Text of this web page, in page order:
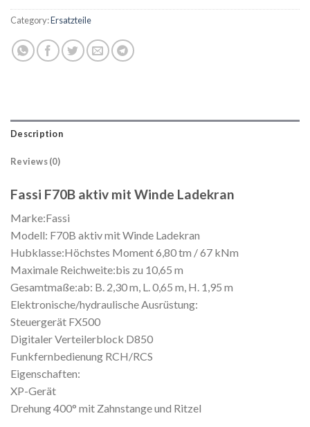
Category:Ersatzteile
Description
Reviews (0)
Fassi F70B aktiv mit Winde Ladekran
Marke:Fassi
Modell: F70B aktiv mit Winde Ladekran
Hubklasse:Höchstes Moment 6,80 tm / 67 kNm
Maximale Reichweite:bis zu 10,65 m
Gesamtmaße:ab: B. 2,30 m, L. 0,65 m, H. 1,95 m
Elektronische/hydraulische Ausrüstung:
Steuergerät FX500
Digitaler Verteilerblock D850
Funkfernbedienung RCH/RCS
Eigenschaften:
XP-Gerät
Drehung 400° mit Zahnstange und Ritzel